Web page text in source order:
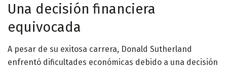
Una decisión financiera
equivocada
A pesar de su exitosa carrera, Donald Sutherland
enfrentó dificultades económicas debido a una decisión